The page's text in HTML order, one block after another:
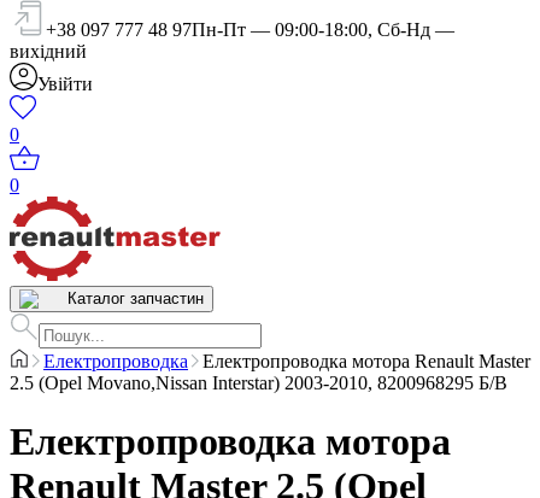
+38 097 777 48 97Пн-Пт — 09:00-18:00, Сб-Нд —
вихідний
Увійти
0
0
Каталог запчастин
Електропроводка
Електропроводка мотора Renault Master
2.5 (Opel Movano,Nissan Interstar) 2003-2010, 8200968295 Б/В
Електропроводка мотора
Renault Master 2.5 (Opel